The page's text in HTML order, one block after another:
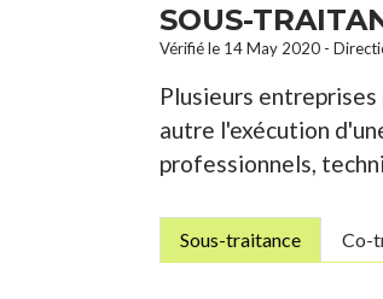
SOUS-
Vérifié le 14 May 2020 -
Plusieurs
autre l'exécution
professionnels,
Sous-traitance Co-